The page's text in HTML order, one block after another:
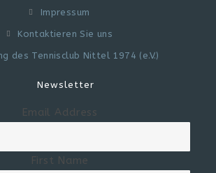
Impressum
Kontaktieren Sie uns
des Tennisclub Nittel 1974 (e.V.)
Newsletter
Email Address
First Name